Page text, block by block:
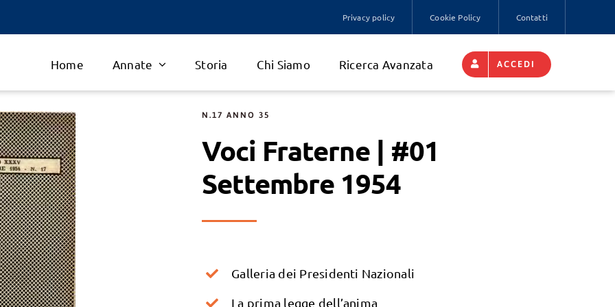
Privacy policy Cookie Policy Contatti
Home Annate Storia Chi Siamo Ricerca Avanzata ACCEDI
N.17 ANNO 35
Voci Fraterne | #01
Settembre 1954
Galleria dei Presidenti Nazionali
La prima legge dell’anima